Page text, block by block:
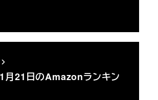
月21日のAmazonランキン